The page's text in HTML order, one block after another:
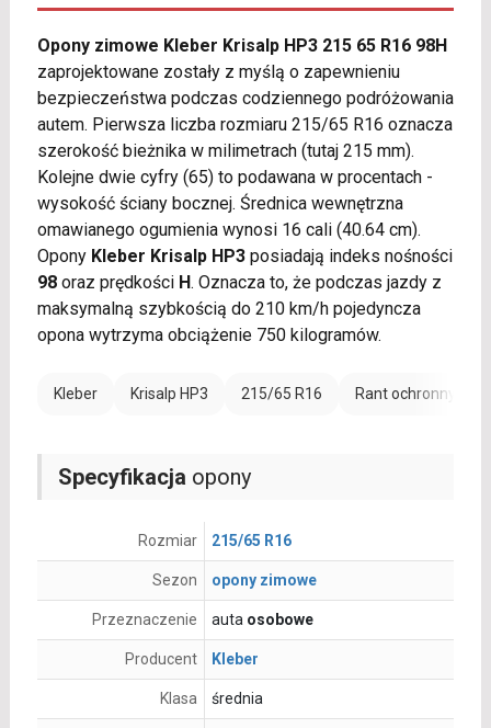
Opony zimowe Kleber Krisalp HP3 215 65 R16 98H
zaprojektowane zostały z myślą o zapewnieniu
bezpieczeństwa podczas codziennego podróżowania
autem. Pierwsza liczba rozmiaru 215/65 R16 oznacza
szerokość bieżnika w milimetrach (tutaj 215 mm).
Kolejne dwie cyfry (65) to podawana w procentach -
wysokość ściany bocznej. Średnica wewnętrzna
omawianego ogumienia wynosi 16 cali (40.64 cm).
Opony Kleber Krisalp HP3posiadają indeks nośności
98oraz prędkości H. Oznacza to, że podczas jazdy z
maksymalną szybkością do 210 km/h pojedyncza
opona wytrzyma obciążenie 750 kilogramów.
Kleber Krisalp HP3 215/65 R16 Rant ochronny (FR)
Specyfikacja opony
Rozmiar 215/65 R16
Sezon opony zimowe
Przeznaczenie auta osobowe
Producent Kleber
Klasa średnia